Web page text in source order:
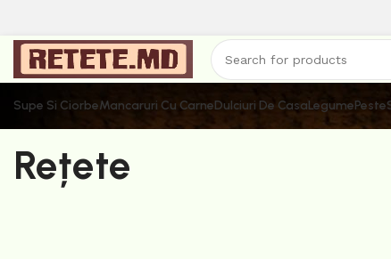
Supe Si CiorbeMancaruri Cu CarneDulciuri De CasaLegumePeste
Rețete